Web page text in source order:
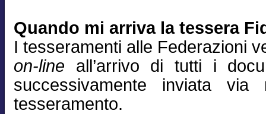
Quando mi arriva la tessera
I tesseramenti alle Federazioni
on-line all’arrivo di tutti i
successivamente inviata
tesseramento.